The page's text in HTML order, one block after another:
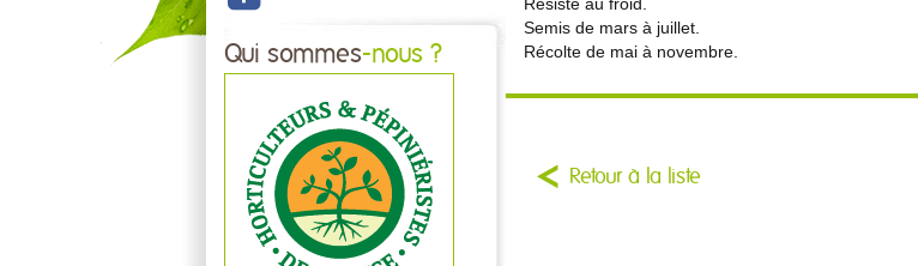
Qui sommes-nous ?
Semis de mars à juillet.
Récolte de mai à novembre.
Retour à la liste